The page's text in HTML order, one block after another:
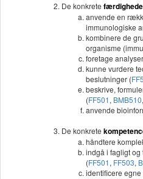
De konkrete
anvende en
immunologiske
kombinere de
organisme
foretage
kunne vurdere
beslutninger (
beskrive,
(FF501, BMB510,
anvende
De konkrete
håndtere
indgå i fagligt
(FF501, FF503,
identificere